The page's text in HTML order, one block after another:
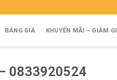
BẢNG GIÁ KHUYẾN MÃI – GIẢM
0833920524